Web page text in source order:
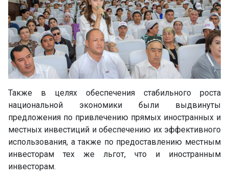
Также в целях обеспечения стабильного роста
национальной экономики были выдвинуты
предложения по привлечению прямых иностранных и
местных инвестиций и обеспечению их эффективного
использования, а также по предоставлению местным
инвесторам тех же льгот, что и иностранным
инвесторам.